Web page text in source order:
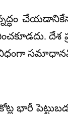
విధంగా
భారీ